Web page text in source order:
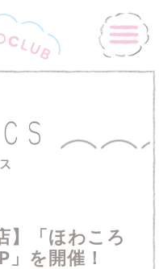
】「ほわころ
」を開催！